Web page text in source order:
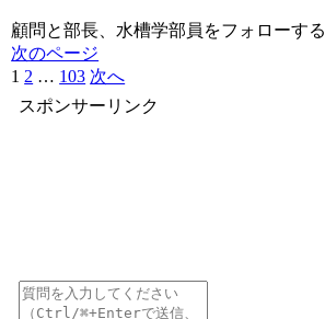
顧問と部長、水槽学部員をフォローする
次のページ
1 2 … 103 次へ
スポンサーリンク